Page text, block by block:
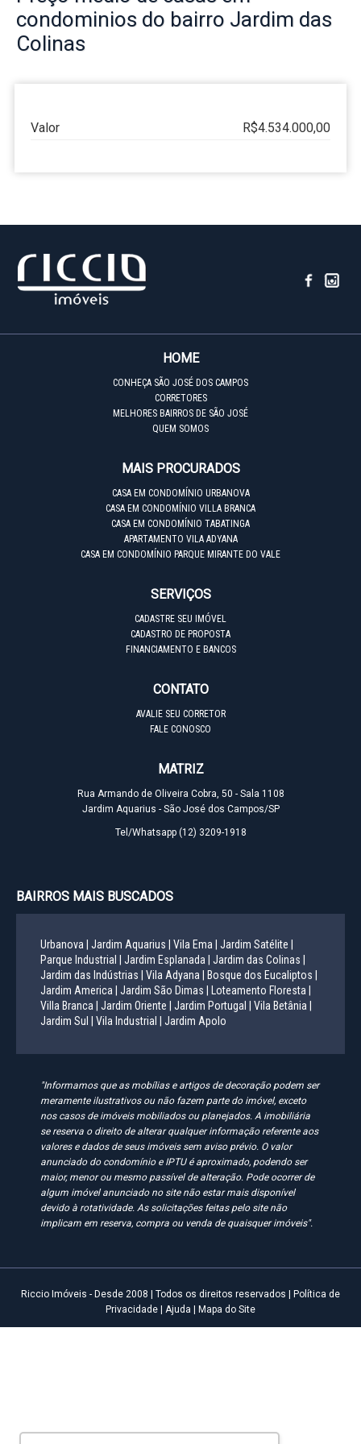
condominios do bairro Jardim das
Colinas
Valor R$4.534.000,00
HOME
CONHEÇA SÃO JOSÉ DOS CAMPOS
CORRETORES
MELHORES BAIRROS DE SÃO JOSÉ
QUEM SOMOS
MAIS PROCURADOS
CASA EM CONDOMÍNIO URBANOVA
CASA EM CONDOMÍNIO VILLA BRANCA
CASA EM CONDOMÍNIO TABATINGA
APARTAMENTO VILA ADYANA
CASA EM CONDOMÍNIO PARQUE MIRANTE DO VALE
SERVIÇOS
CADASTRE SEU IMÓVEL
CADASTRO DE PROPOSTA
FINANCIAMENTO E BANCOS
CONTATO
AVALIE SEU CORRETOR
FALE CONOSCO
MATRIZ
Rua Armando de Oliveira Cobra, 50 - Sala 1108
Jardim Aquarius - São José dos Campos/SP
Tel/Whatsapp (12) 3209-1918
BAIRROS MAIS BUSCADOS
Urbanova | Jardim Aquarius | Vila Ema | Jardim Satélite |
Parque Industrial | Jardim Esplanada | Jardim das Colinas |
Jardim das Indústrias | Vila Adyana | Bosque dos Eucaliptos |
Jardim America | Jardim São Dimas | Loteamento Floresta |
Villa Branca | Jardim Oriente | Jardim Portugal | Vila Betânia |
Jardim Sul | Vila Industrial | Jardim Apolo
"Informamos que as mobílias e artigos de decoração podem ser
meramente ilustrativos ou não fazem parte do imóvel, exceto
nos casos de imóveis mobiliados ou planejados. A imobiliária
se reserva o direito de alterar qualquer informação referente aos
valores e dados de seus imóveis sem aviso prévio. O valor
anunciado do condomínio e IPTU é aproximado, podendo ser
maior, menor ou mesmo passível de alteração. Pode ocorrer de
algum imóvel anunciado no site não estar mais disponível
devido à rotatividade. As solicitações feitas pelo site não
implicam em reserva, compra ou venda de quaisquer imóveis".
Riccio Imóveis - Desde 2008 | Todos os direitos reservados | Política de
Privacidade | Ajuda | Mapa do Site